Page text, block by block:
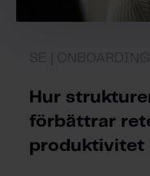
Hur
förbättrar
produktivitet